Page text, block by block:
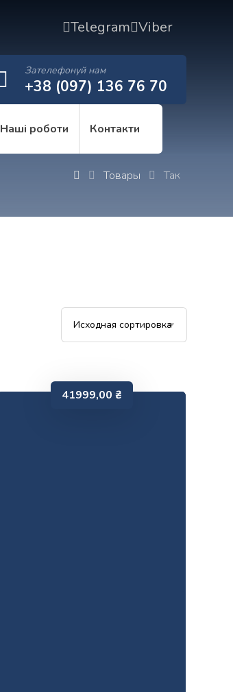
Telegram Viber
Зателефонуй нам
+38 (097) 136 76 70
Наші роботи Контакти
Товары Так
41999,00 ₴